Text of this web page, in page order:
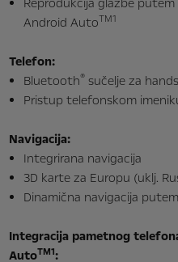
[image shows modelyear 20.5]
Astra
Reprodukcija glazbe
Android AutoTM1
Telefon:
Bluetooth®sučelje za
Pristup telefonskom
Navigacija:
Integrirana navigacija
3D karte za Europu (uklj.
Dinamična navigacija
Integracija pametnog
AutoTM1: